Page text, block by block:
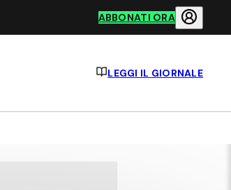
ABBONATI ORA
LEGGI IL GIORNALE